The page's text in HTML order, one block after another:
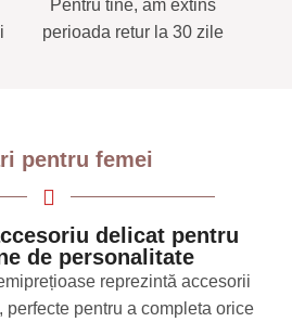
Pentru tine, am extins
perioada retur la 30 zile
pentru femei
delicat pentru
de personalitate
reprezintă accesorii
pentru a completa orice